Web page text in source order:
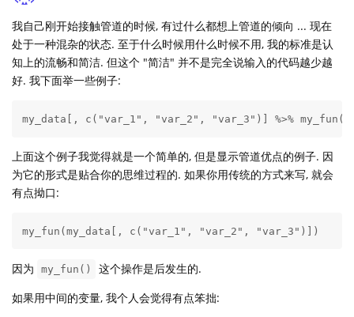
我自己刚开始接触管道的时候, 有过什么都想上管道的倾向 ... 现在
处于一种混杂的状态. 至于什么时候用什么时候不用, 我的标准是认
知上的流畅和简洁. 但这个 "简洁" 并不是完全说输入的代码越少越
好. 我下面举一些例子:
my_data[, c("var_1", "var_2", "var_3")] %>% my_fun()
上面这个例子我觉得就是一个简单的, 但是显示管道优点的例子. 因
为它的形式是贴合你的思维过程的. 如果你用传统的方式来写, 就会
有点拗口:
my_fun(my_data[, c("var_1", "var_2", "var_3")])
因为 my_fun()
这个操作是后发生的.
如果用中间的变量, 我个人会觉得有点笨拙: